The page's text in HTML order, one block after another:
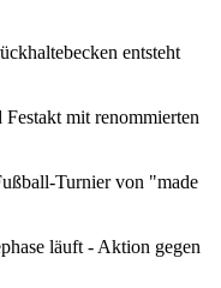
entsteht
mit renommierten
Turnier von "made
läuft - Aktion gegen